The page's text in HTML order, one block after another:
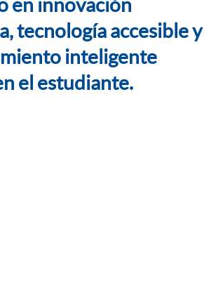
en innovación
tecnología accesible y
inteligente
el estudiante.